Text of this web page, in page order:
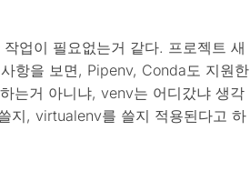
업이 필요없는거 같다. 프로젝트 새
항을 보면, Pipenv, Conda도 지원한
는거 아니냐, venv는 어디갔냐 생각
지, virtualenv를 쓸지 적용된다고 하